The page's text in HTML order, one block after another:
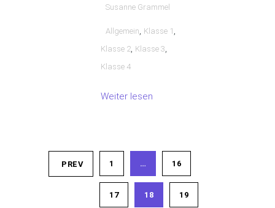
Susanne Grammel
Allgemein, Klasse 1 ,
Klasse 2, Klasse 3,
Klasse 4
Weiter lesen
PREV 1 … 16
17 18 19